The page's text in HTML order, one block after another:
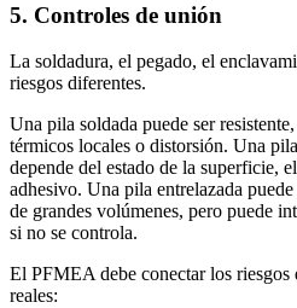
5. Controles de unión
La soldadura, el pegado, el
riesgos diferentes.
Una pila soldada puede ser
térmicos locales o distorsión. Una
depende del estado de la superficie,
adhesivo. Una pila entrelazada
de grandes volúmenes, pero puede
si no se controla.
El PFMEA debe conectar los
reales: